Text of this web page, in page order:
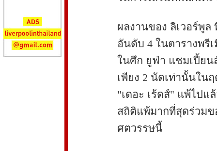
ผลงานของ ลิเวอร์พู
อันดับ 4 ในตารางพรี
ในศึก ยูฟ่า แชมเปี้ยน
เพียง 2 นัดเท่านั้นใน
"เดอะ เร้ดส์" แพ้ไปแ
สถิติแพ้มากที่สุดร่วมข
ศตวรรษนี้